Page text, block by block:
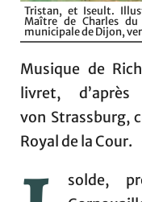
Tristan, et Iseult.
Maître de Charles
municipale de Dijon,
Musique de
livret,
von Strassburg,
Royal de la Cour.
solde,